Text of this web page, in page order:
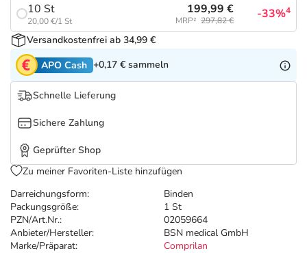
Darreichungsform:
Binden
Packungsgröße:
1 St
PZN/Art.Nr.:
02059664
Anbieter/Hersteller:
BSN medical GmbH
Marke/Präparat:
Comprilan
10 St
20,00 €/1 St
199,99 €
MRP² 297,82 € -33%4
Versandkostenfrei ab 34,99 €
APO Cash +0,17 € sammeln
Schnelle Lieferung
Sichere Zahlung
Geprüfter Shop
Zu meiner Favoriten-Liste hinzufügen